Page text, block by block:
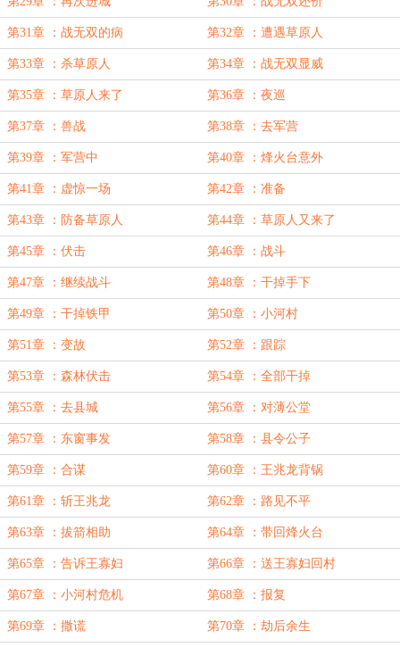
第31章 ：战无双的病 第32章 ：遭遇草原人
第33章 ：杀草原人 第34章 ：战无双显威
第35章 ：草原人来了 第36章 ：夜巡
第37章 ：兽战 第38章 ：去军营
第39章 ：军营中 第40章 ：烽火台意外
第41章 ：虚惊一场 第42章 ：准备
第43章 ：防备草原人 第44章 ：草原人又来了
第45章 ：伏击 第46章 ：战斗
第47章 ：继续战斗 第48章 ：干掉手下
第49章 ：干掉铁甲 第50章 ：小河村
第51章 ：变故 第52章 ：跟踪
第53章 ：森林伏击 第54章 ：全部干掉
第55章 ：去县城 第56章 ：对薄公堂
第57章 ：东窗事发 第58章 ：县令公子
第59章 ：合谋 第60章 ：王兆龙背锅
第61章 ：斩王兆龙 第62章 ：路见不平
第63章 ：拔箭相助 第64章 ：带回烽火台
第65章 ：告诉王寡妇 第66章 ：送王寡妇回村
第67章 ：小河村危机 第68章 ：报复
第69章 ：撒谎 第70章 ：劫后余生